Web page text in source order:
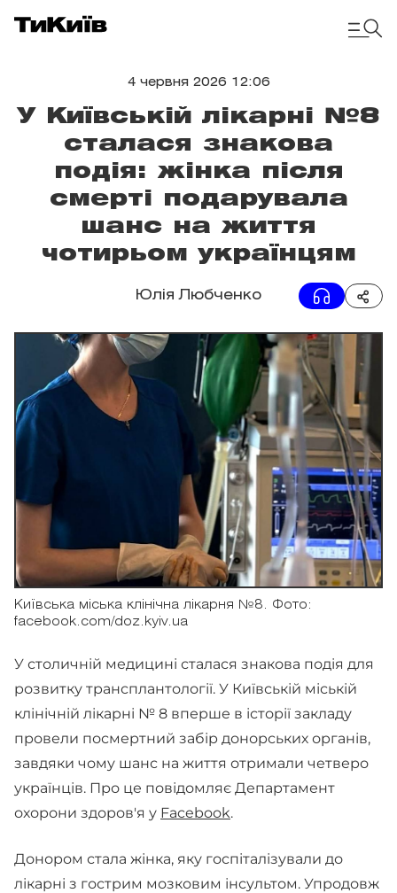
4 червня 2026 12:06
У Київській лікарні №8
сталася знакова
подія: жінка після
смерті подарувала
шанс на життя
чотирьом українцям
Юлія Любченко
Київська міська клінічна лікарня №8. Фото:
facebook.com/doz.kyiv.ua
У столичній медицині сталася знакова подія для
розвитку трансплантології. У Київській міській
клінічній лікарні № 8 вперше в історії закладу
провели посмертний забір донорських органів,
завдяки чому шанс на життя отримали четверо
українців. Про це повідомляє Департамент
охорони здоров'я у Facebook.
Донором стала жінка, яку госпіталізували до
лікарні з гострим мозковим інсультом. Упродовж